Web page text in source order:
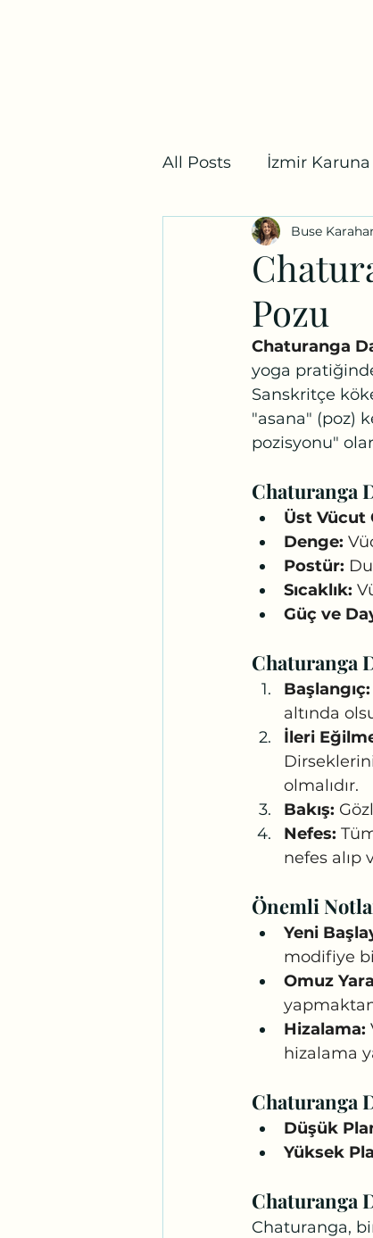
All Posts İzmir
Yoga Mitolojisi
Pozu
Buse
Chaturanga
yoga
Sanskritçe
"asana" (poz)
pozisyonu"
Chaturanga
Üst Vücut
Denge:
Postür:
Sıcaklık:
Güç ve
Chaturanga
Başlangıç:
altında
İleri
olmalıdır.
Bakış:
Nefes:
nefes alıp
Önemli
Yeni
modifiye
Omuz
yapmaktan
Hizalama:
hizalama
Chaturanga
Düşük
Yüksek
Chaturanga
Chaturanga,